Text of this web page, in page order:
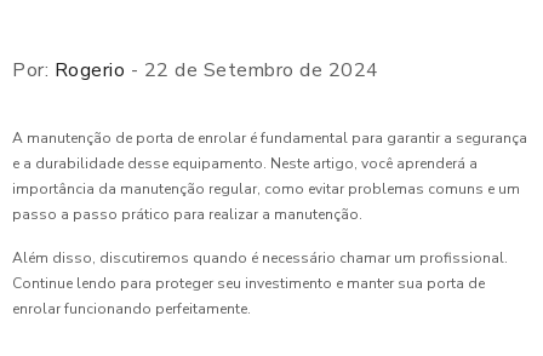
Por: Rogerio - 22 de Setembro de 2024
A manutenção de porta de enrolar é fundamental para garantir a segurança
e a durabilidade desse equipamento. Neste artigo, você aprenderá a
importância da manutenção regular, como evitar problemas comuns e um
passo a passo prático para realizar a manutenção.
Além disso, discutiremos quando é necessário chamar um profissional.
Continue lendo para proteger seu investimento e manter sua porta de
enrolar funcionando perfeitamente.